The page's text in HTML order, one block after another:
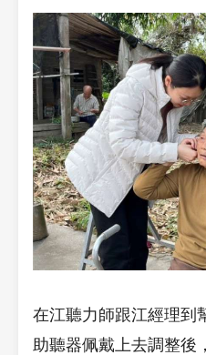
在江聽力師跟江經理到
助聽器佩戴上去調整後